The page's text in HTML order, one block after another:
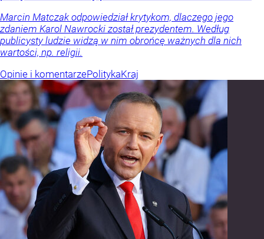
Marcin Matczak odpowiedział krytykom, dlaczego jego
zdaniem Karol Nawrocki został prezydentem. Według
publicysty ludzie widzą w nim obrońcę ważnych dla nich
wartości, np. religii.
Opinie i komentarzePolitykaKraj